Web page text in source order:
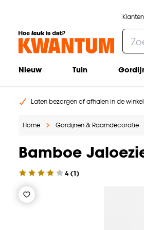
Nieuw Tuin
Laten bezorgen of afhalen in de winkel
Home Gordijnen & Raamdecoratie
Bamboe
4(1)